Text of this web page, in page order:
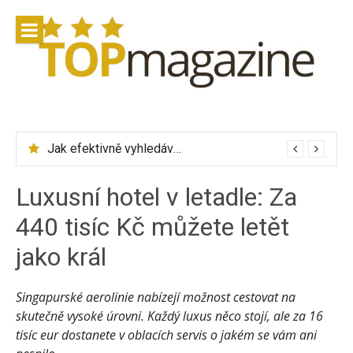
obsah
Jak efektivně vyhledávat letenky přes Skyscanner
Luxusní hotel v letadle: Za
440 tisíc Kč můžete letět
jako král
Singapurské aerolinie nabízejí možnost cestovat na
skutečně vysoké úrovni. Každý luxus něco stojí, ale za 16
tisíc eur dostanete v oblacích servis o jakém se vám ani